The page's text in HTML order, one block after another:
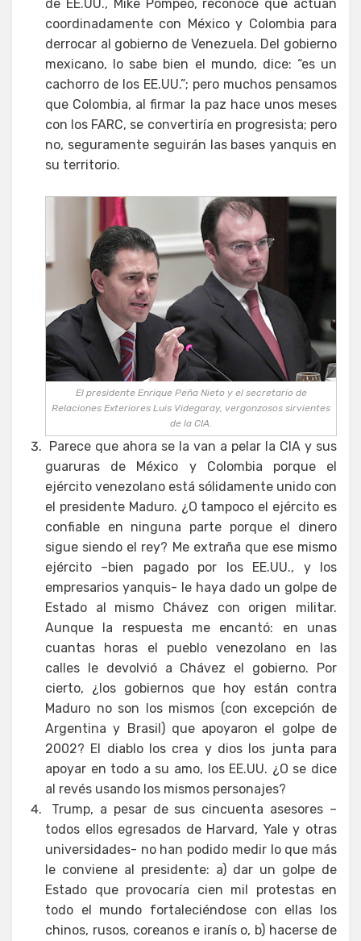
de EE.UU., Mike Pompeo, reconoce que actúan
coordinadamente con México y Colombia para
derrocar al gobierno de Venezuela. Del gobierno
mexicano, lo sabe bien el mundo, dice: “es un
cachorro de los EE.UU.”; pero muchos pensamos
que Colombia, al firmar la paz hace unos meses
con los FARC, se convertiría en progresista; pero
no, seguramente seguirán las bases yanquis en
su territorio.
El presidente Enrique Peña Nieto y el secretario de
Relaciones Exteriores Luis Videgaray, vergonzosos sirvientes
de la CIA.
Parece que ahora se la van a pelar la CIA y sus
guaruras de México y Colombia porque el
ejército venezolano está sólidamente unido con
el presidente Maduro. ¿O tampoco el ejército es
confiable en ninguna parte porque el dinero
sigue siendo el rey? Me extraña que ese mismo
ejército –bien pagado por los EE.UU., y los
empresarios yanquis- le haya dado un golpe de
Estado al mismo Chávez con origen militar.
Aunque la respuesta me encantó: en unas
cuantas horas el pueblo venezolano en las
calles le devolvió a Chávez el gobierno. Por
cierto, ¿los gobiernos que hoy están contra
Maduro no son los mismos (con excepción de
Argentina y Brasil) que apoyaron el golpe de
2002? El diablo los crea y dios los junta para
apoyar en todo a su amo, los EE.UU. ¿O se dice
al revés usando los mismos personajes?
Trump, a pesar de sus cincuenta asesores –
todos ellos egresados de Harvard, Yale y otras
universidades- no han podido medir lo que más
le conviene al presidente: a) dar un golpe de
Estado que provocaría cien mil protestas en
todo el mundo fortaleciéndose con ellas los
chinos, rusos, coreanos e iranís o, b) hacerse de